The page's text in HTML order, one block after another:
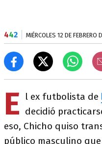
442 MIÉRCOLES 12 DE FEBRERO
E l ex futbolista de
decidió
eso, Chicho quiso
público masculino